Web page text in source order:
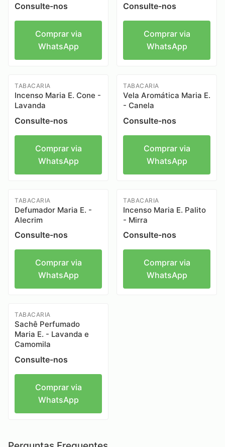
Consulte-nos
Comprar via
WhatsApp
Consulte-nos
Comprar via
WhatsApp
TABACARIA
Incenso Maria E. Cone -
Lavanda
Consulte-nos
Comprar via
WhatsApp
TABACARIA
Vela Aromática Maria E.
- Canela
Consulte-nos
Comprar via
WhatsApp
TABACARIA
Defumador Maria E. -
Alecrim
Consulte-nos
Comprar via
WhatsApp
TABACARIA
Incenso Maria E. Palito
- Mirra
Consulte-nos
Comprar via
WhatsApp
TABACARIA
Sachê Perfumado
Maria E. - Lavanda e
Camomila
Consulte-nos
Comprar via
WhatsApp